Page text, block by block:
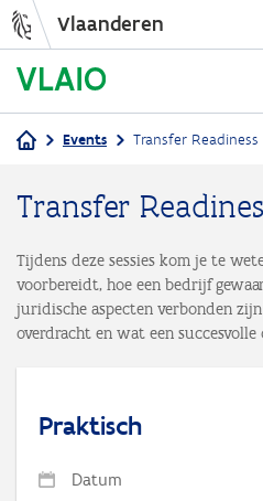
Vlaanderen
Events Transfer Readiness
Transfer
Tijdens deze sessies kom je te
voorbereidt, hoe een bedrijf
juridische aspecten verbonden
overdracht en wat een
Praktisch
Datum